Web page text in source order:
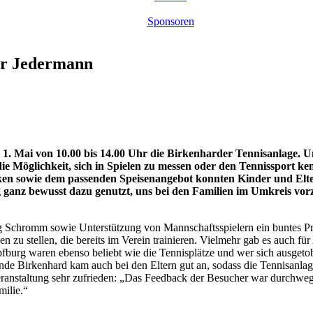
Sponsoren
Jedermann
Mai von 10.00 bis 14.00 Uhr die Birkenharder Tennisanlage.
sich in Spielen zu messen oder den Tennissport
dem passenden Speisenangebot konnten Kinder und
bewusst dazu genutzt, uns bei den Familien im Umkreis
sowie Unterstützung von Mannschaftsspielern ein buntes
zu stellen, die bereits im Verein trainieren. Vielmehr gab es auch
waren ebenso beliebt wie die Tennisplätze und wer sich
Birkenhard kam auch bei den Eltern gut an, sodass die
sehr zufrieden: „Das Feedback der Besucher war